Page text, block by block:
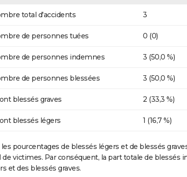
total d'accidents 3
de personnes tuées 0 (0)
de personnes indemnes 3 (50,0 %)
de personnes blessées 3 (50,0 %)
blessés graves 2 (33,3 %)
blessés légers 1 (16,7 %)
les pourcentages de blessés légers et de blessés
de victimes. Par conséquent, la part totale de blessés
et des blessés graves.